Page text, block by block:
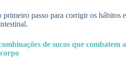
primeiro passo para corrigir os hábitos e
de sucos que combatem a